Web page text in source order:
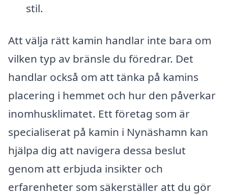
stil.
Att välja rätt kamin handlar inte bara om
vilken typ av bränsle du föredrar. Det
handlar också om att tänka på kamins
placering i hemmet och hur den påverkar
inomhusklimatet. Ett företag som är
specialiserat på kamin i Nynäshamn kan
hjälpa dig att navigera dessa beslut
genom att erbjuda insikter och
erfarenheter som säkerställer att du gör